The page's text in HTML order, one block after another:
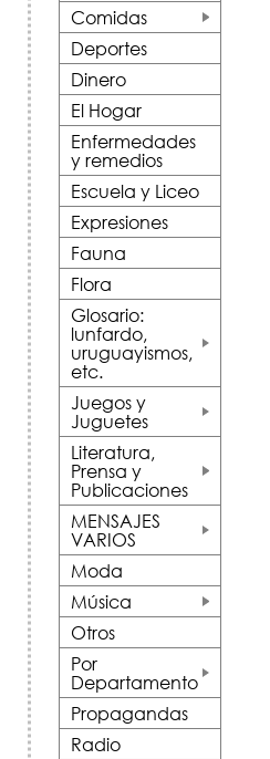
+
Comidas
Deportes
Dinero
El Hogar
Enfermedades
y remedios
Escuela y Liceo
Expresiones
Fauna
Flora
Glosario:
lunfardo,
uruguayismos,
etc.
Juegos y
Juguetes
Literatura,
Prensa y
Publicaciones
MENSAJES
VARIOS
Moda
+
Música
Otros
Por
Departamento
Propagandas
Radio